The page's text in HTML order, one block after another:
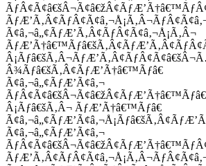
Ã¢â‚¬â„¢ÃƒÆ’Ã‚Â¢ÃƒÂ¢Ã¢â‚¬Å¡Ã‚Â¬
Â¾Ãƒâ€šÃ‚Â¢ÃƒÆ’Ã†â€™Ãƒâ€
Ã¢â‚¬â„¢ÃƒÆ’Ã¢â‚¬
Â¡Ãƒâ€šÃ‚Â¬ ÃƒÆ’Ã†â€™Ãƒâ€
Ã¢â‚¬â„¢ÃƒÆ’Ã¢â‚¬